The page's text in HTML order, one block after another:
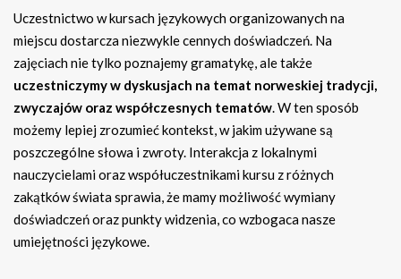
Uczestnictwo w kursach językowych organizowanych na
miejscu dostarcza niezwykle cennych doświadczeń. Na
zajęciach nie tylko poznajemy gramatykę, ale także
uczestniczymy w dyskusjach na temat norweskiej tradycji,
zwyczajów oraz współczesnych tematów. W ten sposób
możemy lepiej zrozumieć kontekst, w jakim używane są
poszczególne słowa i zwroty. Interakcja z lokalnymi
nauczycielami oraz współuczestnikami kursu z różnych
zakątków świata sprawia, że mamy możliwość wymiany
doświadczeń oraz punkty widzenia, co wzbogaca nasze
umiejętności językowe.